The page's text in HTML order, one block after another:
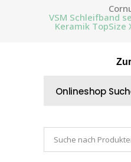
VSM Schleifband
Keramik TopSize
Onlineshop